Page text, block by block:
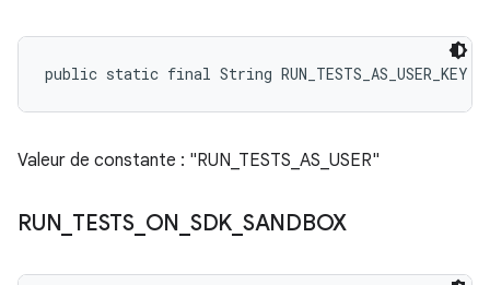
public static final String RUN_TESTS_AS_USER_KEY
Valeur de constante : "RUN_TESTS_AS_USER"
RUN TESTS_ ON SDK SANDBOX